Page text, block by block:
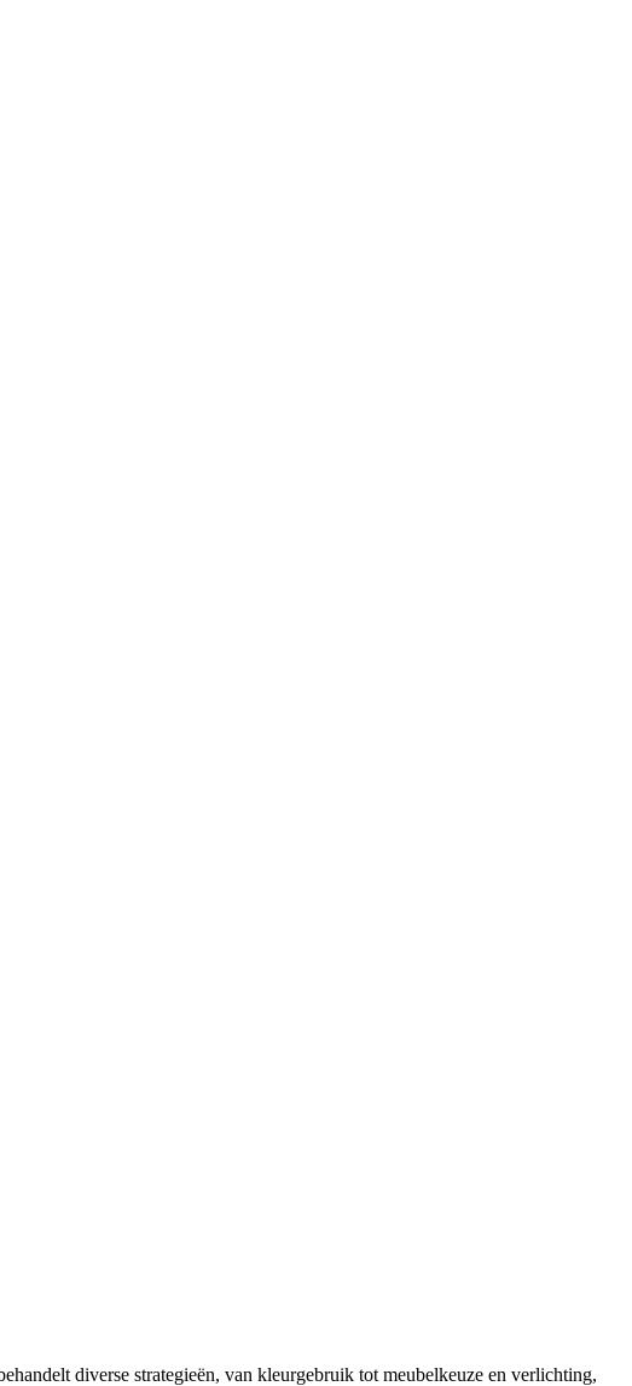
diverse strategieën, van kleurgebruik tot meubelkeuze en verlichting,